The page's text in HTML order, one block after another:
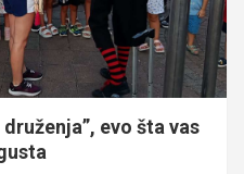
druženja”, evo šta vas